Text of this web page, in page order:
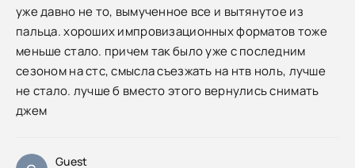
уже давно не то, вымученное все и вытянутое из
пальца. хороших импровизационных форматов тоже
меньше стало. причем так было уже с последним
сезоном на стс, смысла съезжать на нтв ноль, лучше
не стало. лучше б вместо этого вернулись снимать
джем
Guest